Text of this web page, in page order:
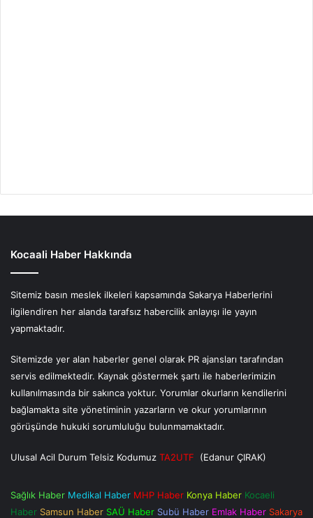
Kocaali Haber Hakkında
Sitemiz basın meslek ilkeleri kapsamında Sakarya Haberlerini
ilgilendiren her alanda tarafsız habercilik anlayışı ile yayın
yapmaktadır.
Sitemizde yer alan haberler genel olarak PR ajansları tarafından
servis edilmektedir. Kaynak göstermek şartı ile haberlerimizin
kullanılmasında bir sakınca yoktur. Yorumlar okurların kendilerini
bağlamakta site yönetiminin yazarların ve okur yorumlarının
görüşünde hukuki sorumluluğu bulunmamaktadır.
Ulusal Acil Durum Telsiz Kodumuz TA2UTF (Edanur ÇIRAK)
Sağlık Haber Medikal Haber MHP Haber Konya Haber Kocaeli
Haber Samsun Haber SAÜ Haber Subü Haber Emlak Haber Sakarya